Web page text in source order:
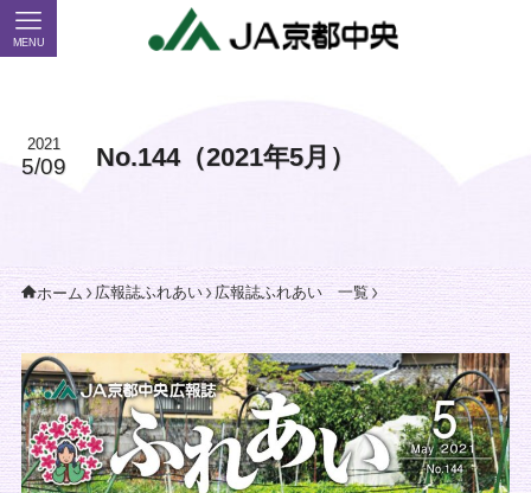
MENU
No.144（2021年5月）
2021
5/09
ホーム 広報誌ふれあい 広報誌ふれあい 一覧